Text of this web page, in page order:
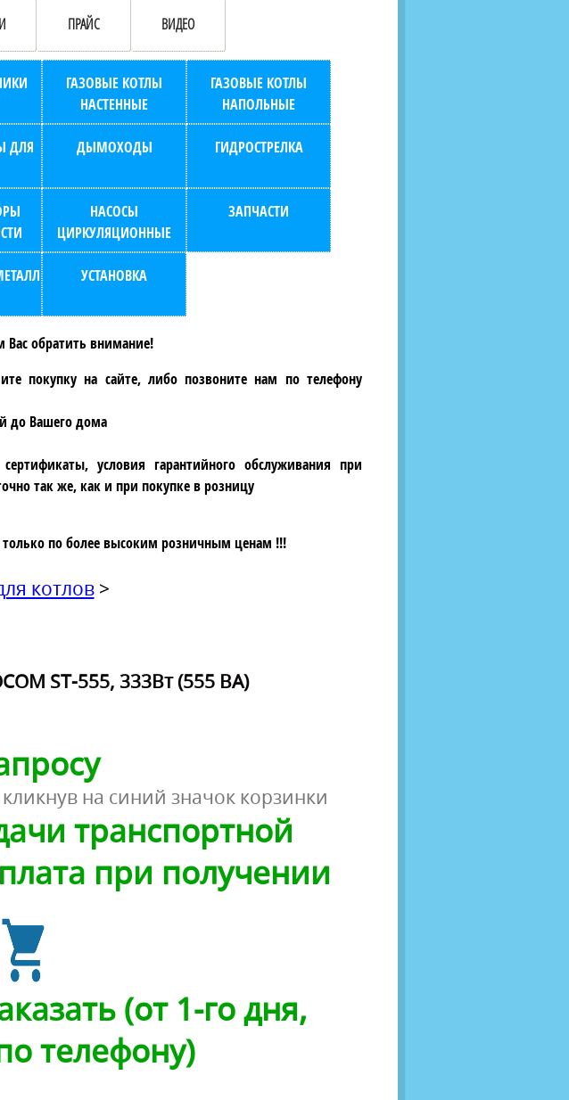
ПРАЙС ВИДЕО
ГАЗОВЫЕ КОТЛЫ
НАСТЕННЫЕ
ГАЗОВЫЕ КОТЛЫ
НАПОЛЬНЫЕ
ДЛЯ
ДЫМОХОДЫ ГИДРОСТРЕЛКА
НАСОСЫ
ЦИРКУЛЯЦИОННЫЕ
ЗАПЧАСТИ
УСТАНОВКА
обратить внимание!
покупку на сайте, либо позвоните нам по телефону
до Вашего дома
условия гарантийного обслуживания при
так же, как и при покупке в розницу
по более высоким розничным ценам !!!
котлов>
ST-555, 333Вт (555 ВА)
на синий значок корзинки
транспортной
при получении
(от 1-го дня,
телефону)